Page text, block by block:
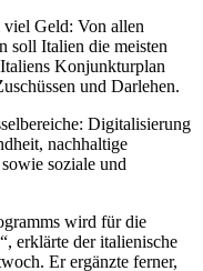
viel Geld: Von allen
soll Italien die meisten
Konjunkturplan
und Darlehen.
Digitalisierung
nachhaltige
soziale und
wird für die
erklärte der italienische
Er ergänzte ferner,